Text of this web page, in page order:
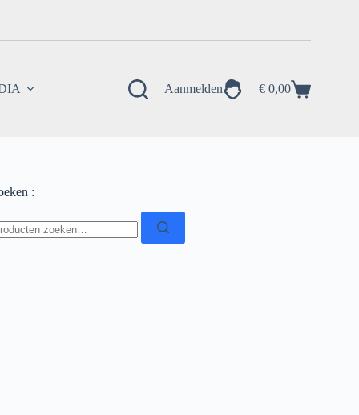
Aanmelden Winkelwagen
€ 0,00
: